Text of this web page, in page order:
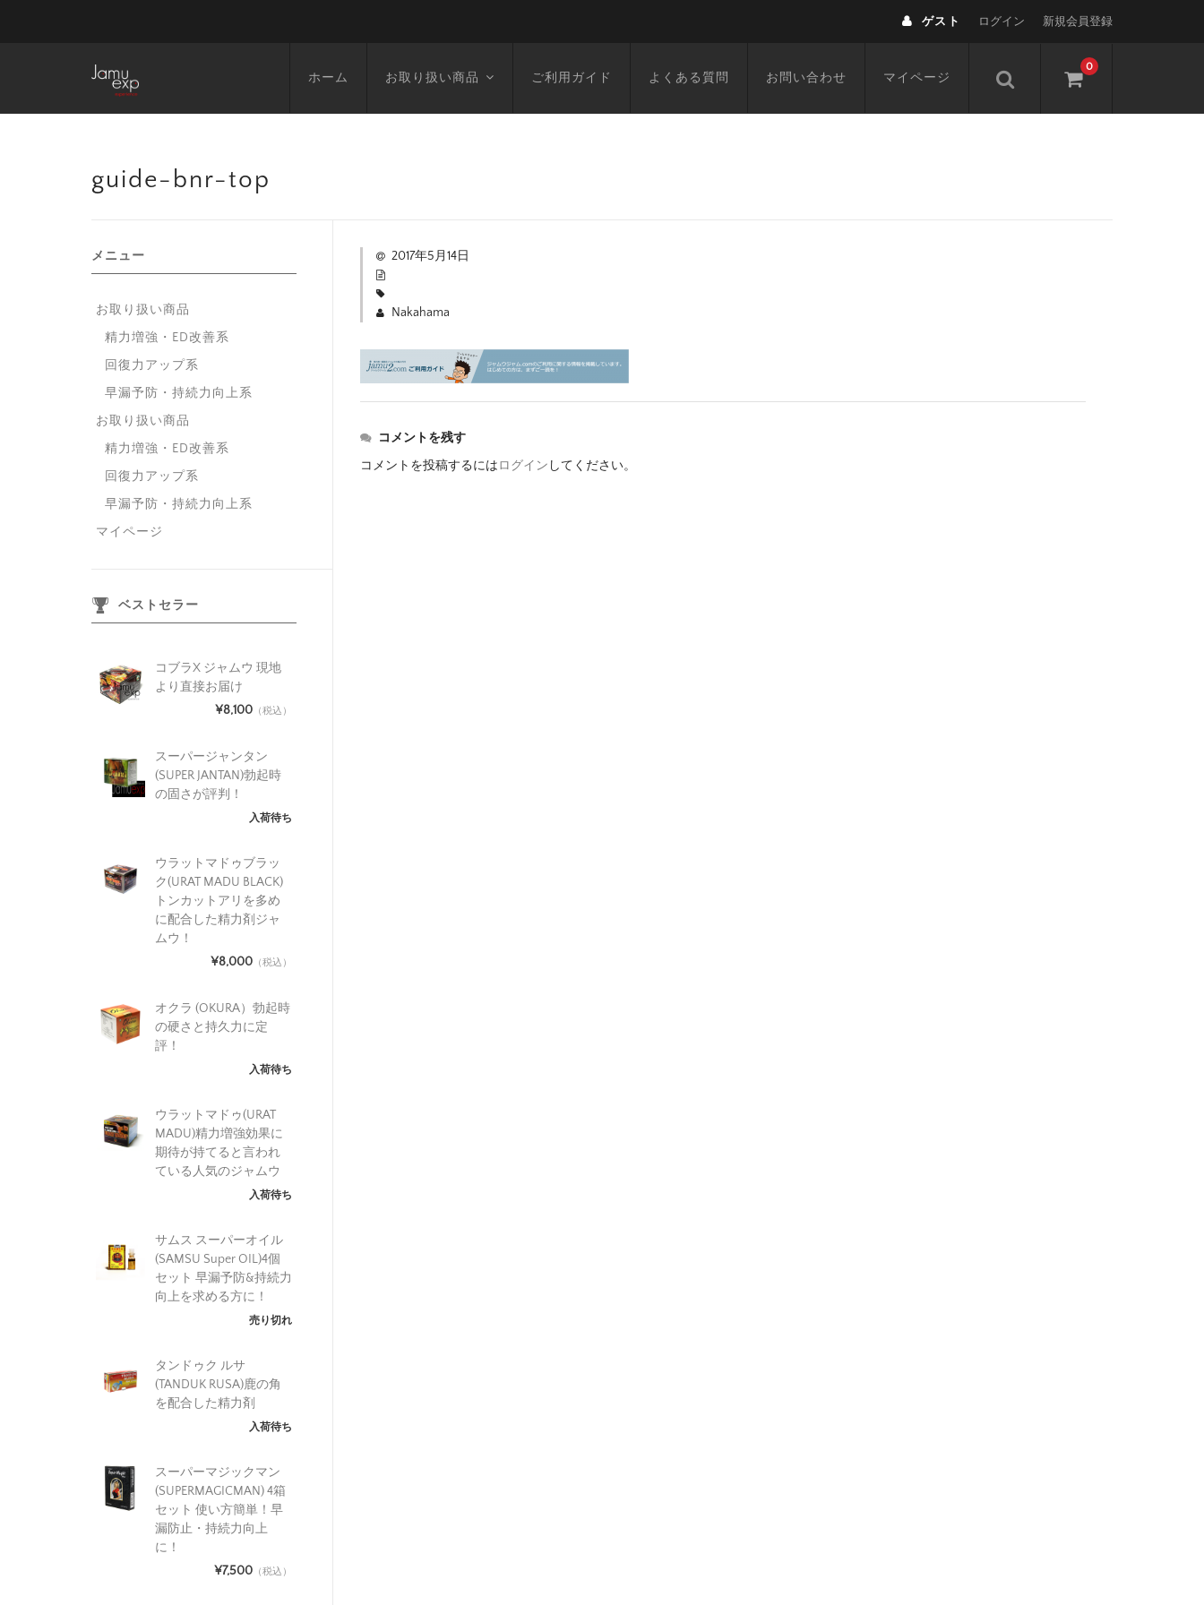
ゲスト ログイン 新規会員登録
0
ホーム お取り扱い商品 ご利用ガイド よくある質問 お問い合わせ マイページ
guide-bnr-top
2017年5月14日
Nakahama
コメントを残す
コメントを投稿するにはログイン してください。
メニュー
お取り扱い商品
精力増強・ED改善系
回復力アップ系
早漏予防・持続力向上系
お取り扱い商品
精力増強・ED改善系
回復力アップ系
早漏予防・持続力向上系
マイページ
ベストセラー
コブラX ジャムウ 現地
より直接お届け
¥8,100 （税込）
スーパージャンタン
(SUPER JANTAN)勃起時
の固さが評判！
入荷待ち
ウラットマドゥブラッ
ク(URAT MADU BLACK)
トンカットアリを多め
に配合した精力剤ジャ
ムウ！
¥8,000 （税込）
オクラ (OKURA）勃起時
の硬さと持久力に定
評！
入荷待ち
ウラットマドゥ(URAT
MADU)精力増強効果に
期待が持てると言われ
ている人気のジャムウ
入荷待ち
サムス スーパーオイル
(SAMSU Super OIL)4個
セット 早漏予防&持続力
向上を求める方に！
売り切れ
タンドゥク ルサ
(TANDUK RUSA)鹿の角
を配合した精力剤
入荷待ち
スーパーマジックマン
(SUPERMAGICMAN) 4箱
セット 使い方簡単！早
漏防止・持続力向上
に！
¥7,500 （税込）